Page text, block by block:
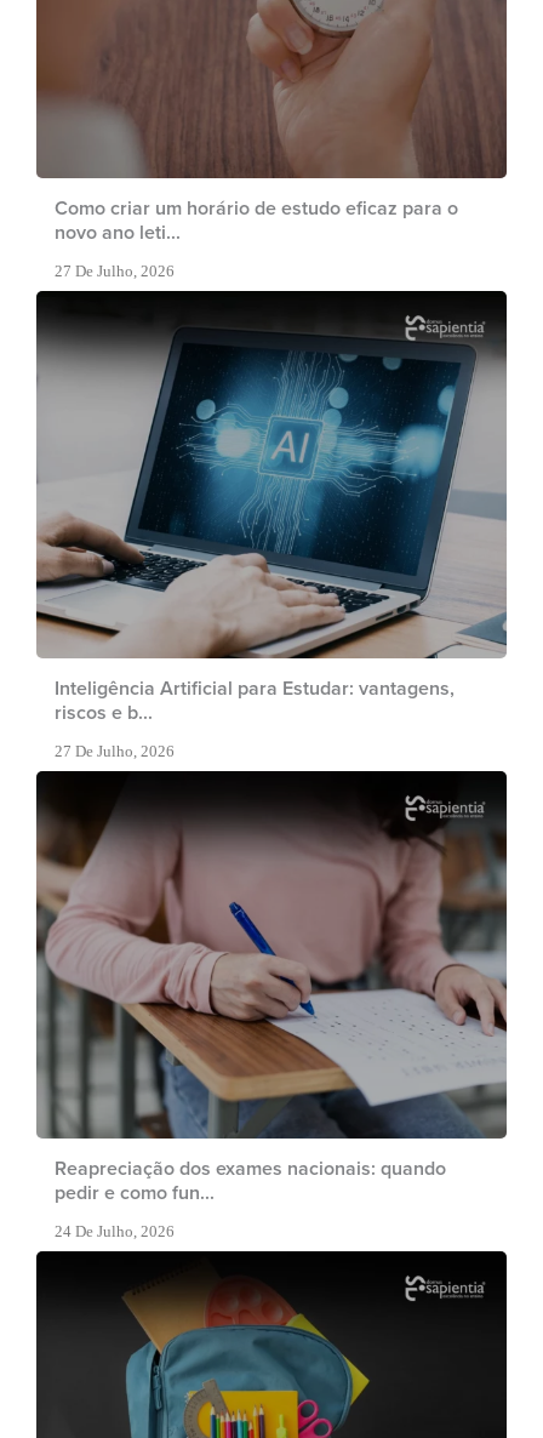
Como criar um horário de estudo eficaz para o
novo ano leti...
27 De Julho, 2026
Inteligência Artificial para Estudar: vantagens,
riscos e b...
27 De Julho, 2026
Reapreciação dos exames nacionais: quando
pedir e como fun...
24 De Julho, 2026